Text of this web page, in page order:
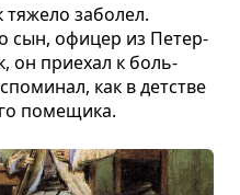
забо­лел.
сын, офи­цер из Петер­
он при­е­хал к боль­
как в дет­стве
поме­щика.